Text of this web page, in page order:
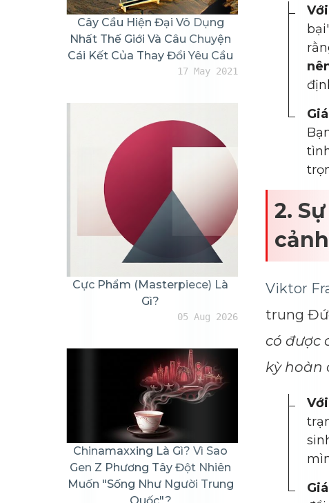
Cây Cầu Hiện Đại Vô Dụng
Nhất Thế Giới Và Câu Chuyện
Cái Kết Của Thay Đổi Yêu Cầu
17 May 2021
Cực Phẩm (masterpiece) Là
Gì?
05 Aug 2026
Chinamaxxing Là Gì? Vì Sao
Gen Z Phương Tây Đột Nhiên
Muốn "sống Như Người Trung
2.
Viktor
trung
có được
kỳ hoàn